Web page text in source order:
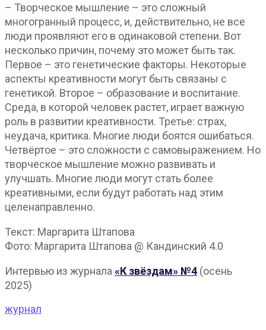
– Творческое мышление – это сложный
многогранный процесс, и, действительно, не все
люди проявляют его в одинаковой степени. Вот
несколько причин, почему это может быть так.
Первое – это генетические факторы. Некоторые
аспекты креативности могут быть связаны с
генетикой. Второе – образование и воспитание.
Среда, в которой человек растет, играет важную
роль в развитии креативности. Третье: страх,
неудача, критика. Многие люди боятся ошибаться.
Четвёртое – это сложности с самовыражением. Но
творческое мышление можно развивать и
улучшать. Многие люди могут стать более
креативными, если будут работать над этим
целенаправленно.
Текст: Маргарита Штапова
Фото: Маргарита Штапова @ Кандинский 4.0
Интервью из журнала «К звёздам» №4 (осень
2025)
журнал